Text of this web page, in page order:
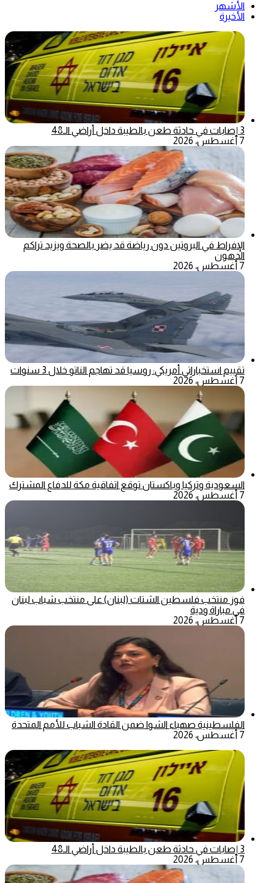
الأشهر
الأخيرة
3 إصابات في حادثة طعن بالطيبة داخل أراضي الـ48
7 أغسطس، 2026
الإفراط في البروتين دون رياضة قد يضر بالصحة ويزيد تراكم
الدهون
7 أغسطس، 2026
تقييم استخباراتي أمريكي: روسيا قد تهاجم الناتو خلال 3 سنوات
7 أغسطس، 2026
السعودية وتركيا وباكستان توقع اتفاقية مكة للدفاع المشترك
7 أغسطس، 2026
فوز منتخب فلسطين الشتات (لبنان) على منتخب شباب لبنان
في مباراة ودية
7 أغسطس، 2026
الفلسطينية صهباء الشوا ضمن القادة الشباب للأمم المتحدة
7 أغسطس، 2026
3 إصابات في حادثة طعن بالطيبة داخل أراضي الـ48
7 أغسطس، 2026